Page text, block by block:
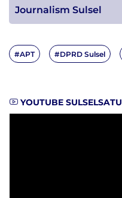
Journalism Sulsel
#APT #DPRD Sulsel
YOUTUBE SULSELSATU